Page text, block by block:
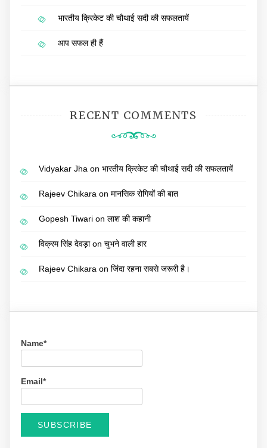
भारतीय क्रिकेट की चौथाई सदी की सफलतायें
आप सफल ही हैं
RECENT COMMENTS
Vidyakar Jha on भारतीय क्रिकेट की चौथाई सदी की सफलतायें
Rajeev Chikara on मानसिक रोगियों की बात
Gopesh Tiwari on लाश की कहानी
विक्रम सिंह देवड़ाon चुभने वाली हार
Rajeev Chikara on जिंदा रहना सबसे जरूरी है।
Name*
Email*